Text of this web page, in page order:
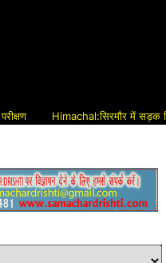
Himachal:सिरमौर में सड़क विकास